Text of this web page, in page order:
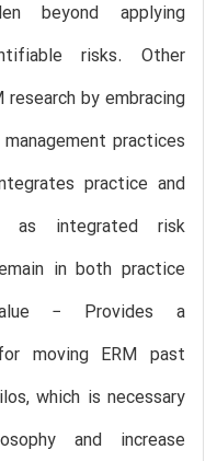
beyond applying
risks. Other
research by embracing
practices
practice and
as integrated risk
in both practice
− Provides a
moving ERM past
which is necessary
and increase